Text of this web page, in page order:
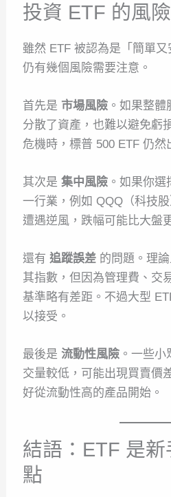
投資 ETF 的風險
雖然 ETF 被認為是「簡單
仍有幾個風險需要注意。
首先是 市場風險 。如果整
分散了資產，也難以避免虧
危機時，標普 500 ETF 仍然
其次是集中風險 。如果你
一行業，例如 QQQ（科技
遭遇逆風，跌幅可能比大盤
還有追蹤誤差 的問題。理
其指數，但因為管理費、交
基準略有差距。不過大型
以接受。
最後是 流動性風險 。一些
交量較低，可能出現買賣價
好從流動性高的產品開始。
結語：ETF 是
點